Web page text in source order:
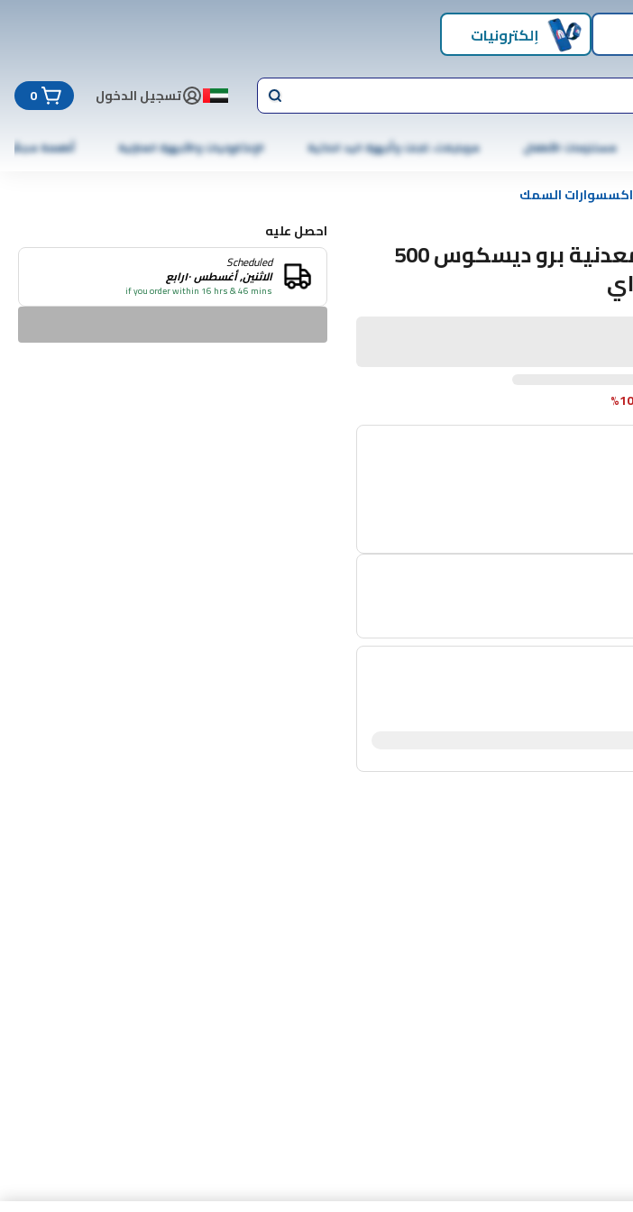
إلكترونيات
تسجيل الدخول 0
مستلزمات الأطفال موبايلات، تابلت وأجهزة اليد الذكية الإلكترونيات والأجهزة المنزلية أطعمة مجمّدة
اكسسوارات السمك
تروبيك مارين علبة معدنية برو ديسكوس 500
احصل عليه
Scheduled
الاثنين, أغسطس ١٠رابع
if you order within 16 hrs & 46 mins